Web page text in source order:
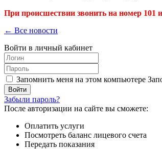
При происшествии звонить на номер 101
← Все новости
Войти в личный кабинет
Запомнить меня на этом компьютере
Забыли пароль?
После авторизации на сайте вы сможете:
Оплатить услуги
Посмотреть баланс лицевого счета
Передать показания